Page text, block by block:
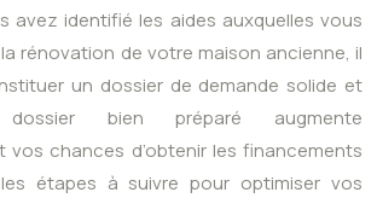
avez identifié les aides auxquelles vous
rénovation de votre maison ancienne, il
un dossier de demande solide et
bien préparé augmente
vos chances d’obtenir les financements
étapes à suivre pour optimiser vos